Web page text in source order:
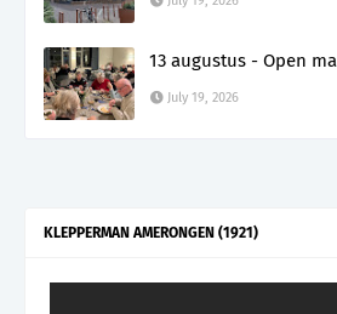
13 augustus - Open
July 19, 2026
KLEPPERMAN AMERONGEN (1921)